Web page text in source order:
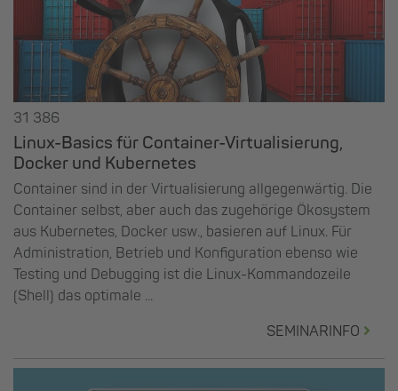
31 386
Linux-Basics für Container-Virtualisierung,
Docker und Kubernetes
Container sind in der Virtualisierung allgegenwärtig. Die
Container selbst, aber auch das zugehörige Ökosystem
aus Kubernetes, Docker usw., basieren auf Linux. Für
Administration, Betrieb und Konfiguration ebenso wie
Testing und Debugging ist die Linux-Kommandozeile
(Shell) das optimale ...
SEMINARINFO